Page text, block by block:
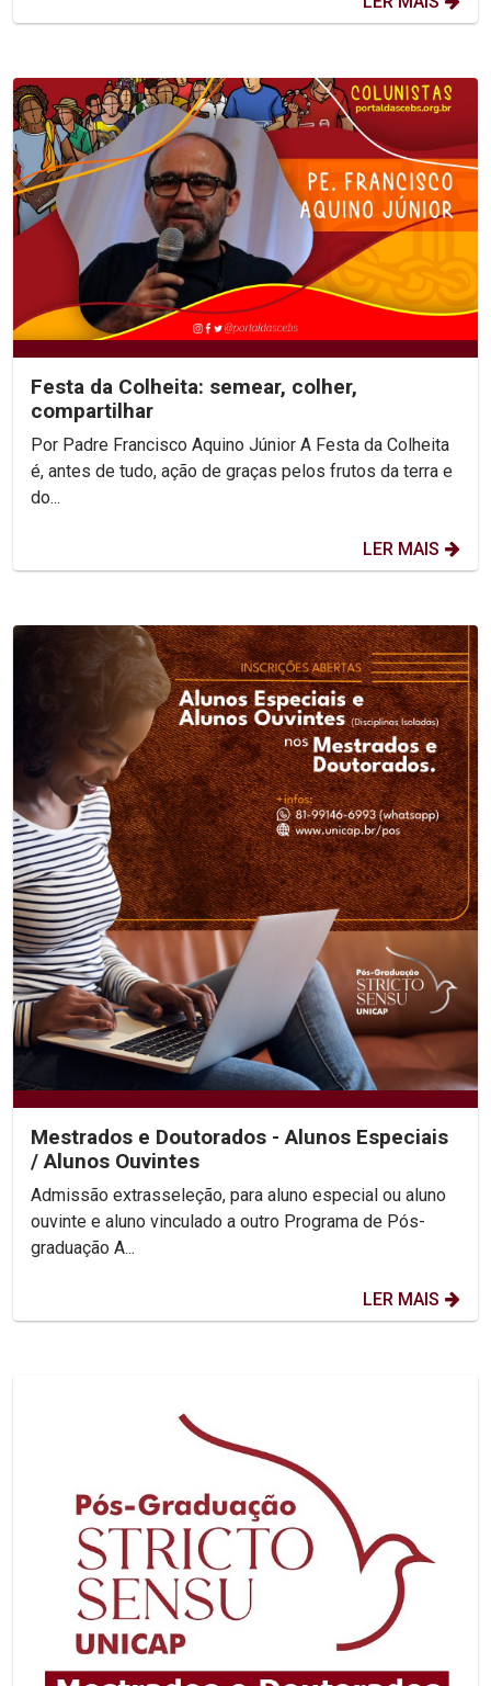
Festa da Colheita: semear, colher,
compartilhar
Por Padre Francisco Aquino Júnior A Festa da Colheita
é, antes de tudo, ação de graças pelos frutos da terra e
do...
LER MAIS
Mestrados e Doutorados - Alunos Especiais
/ Alunos Ouvintes
Admissão extrasseleção, para aluno especial ou aluno
ouvinte e aluno vinculado a outro Programa de Pós-
graduação A...
LER MAIS